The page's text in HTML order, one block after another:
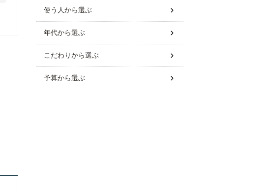
使う人から選ぶ
年代から選ぶ
こだわりから選ぶ
予算から選ぶ